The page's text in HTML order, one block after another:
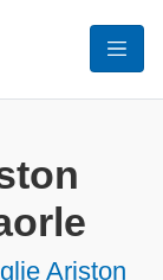
Ariston